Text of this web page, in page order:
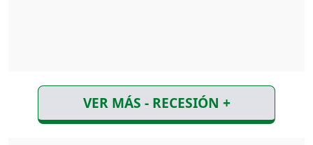
VER MÁS - RECESIÓN +